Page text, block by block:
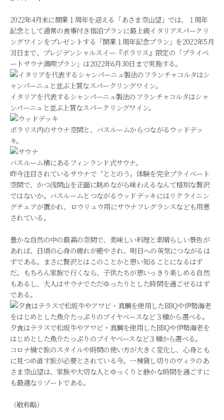
2022年4月末に開業１周年を迎える「あさま空山望」では、１周年
記念として通常の食事付き宿泊プランに最上級イタリアスパークリ
ングワインをプレゼントする「開業１周年記念プラン」を2022年5月
31日まで、プレジデンシャルスイー『ポラリス』限定の「プライベ
ートサウナ満喫プラン」は2022年6月30日まで実施する。
イタリアを代表するシャンパーニュ製法のフランチャコルタはシャ
ンパーニュと並ぶ上質なスパークリングワイン。
ポラリス内のサウナ空間と、バスルームからつながるウッドデッ
キ。
バスルーム横にあるフィンランド式サウナ。
昨今注目されているサウナで〝ととのう〟体験を完全プライベート
空間で、かつ浅間山を正面に眺めながら味わえるなんて格別な贅沢
ではないか。バスルームとつながるウッドデッキにはリクライニン
グチェアが置かれ、ロウリュウ用にサウナフレグランスなども用意
されている。
豊かな自然の中の最高の空間で、美味しい料理と素晴らしい景色が
あれば、日頃の心身の疲れが癒やされ、明日への英気につながるは
ずである。まさに贅沢とはこのことかと思い知ることになるはず
だ。もちろん家族で行くなら、子供たちが思いっきり楽しめる自然
もあるし、大人はサウナでただゆったりとした時間を過ごせるはず
である。
夕食はテラスで松坂牛やアワビ・真鯛を使用したBBQや伊勢海老を
はじめとした魚介たっぷりのブイヤベースなど３種から選べる。
コロナ禍で旅のスタイルや時間の使い方が大きく変化し、心身とも
に見つめ直す旅が必要とされている今。一棟貸し切りのヴィラのあ
さま空山望は、家族や大切な人とゆっくりと静かな時間を過ごすに
も最適なリゾートである。
（敬称略）